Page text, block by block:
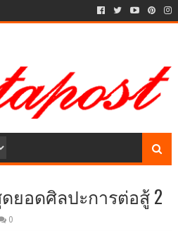
style Website
ยอดศิลปะการต่อสู้ 2
0